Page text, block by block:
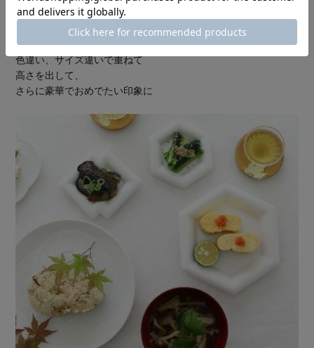
色違い、サイズ違いで重ねて
高さを出して、
さらに豪華でおめでたい印象に